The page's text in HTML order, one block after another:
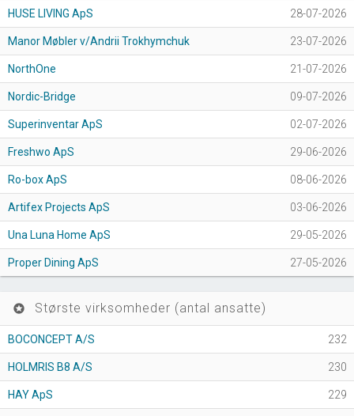
HUSE LIVING ApS 28-07-2026
Manor Møbler v/Andrii Trokhymchuk 23-07-2026
NorthOne 21-07-2026
Nordic-Bridge 09-07-2026
Superinventar ApS 02-07-2026
Freshwo ApS 29-06-2026
Ro-box ApS 08-06-2026
Artifex Projects ApS 03-06-2026
Una Luna Home ApS 29-05-2026
Proper Dining ApS 27-05-2026
stars Største virksomheder (antal ansatte)
BOCONCEPT A/S 232
HOLMRIS B8 A/S 230
HAY ApS 229